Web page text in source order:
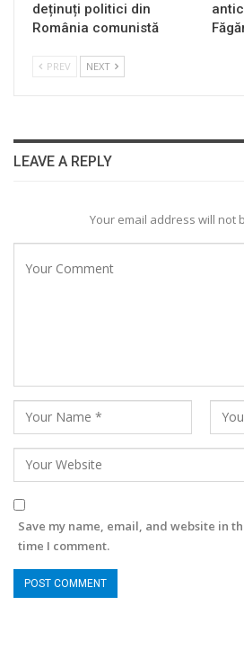
deținuți politici din
România comunistă
PREV NEXT
LEAVE A REPLY
Your email address will not
Save my name, email, and website in
time I comment.